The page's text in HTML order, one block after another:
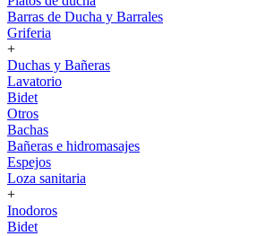
Barras de Ducha y Barrales
Griferia
+
Duchas y Bañeras
Lavatorio
Bidet
Otros
Bachas
Bañeras e hidromasajes
Espejos
Loza sanitaria
+
Inodoros
Bidet